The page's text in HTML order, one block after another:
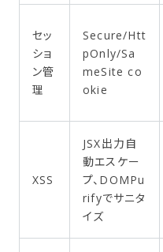
セッ
ショ
ン管
理
Secure/Htt
pOnly/Sa
meSite co
okie
XSS
JSX出力自
動エスケー
プ、DOMPu
rifyでサニタ
イズ